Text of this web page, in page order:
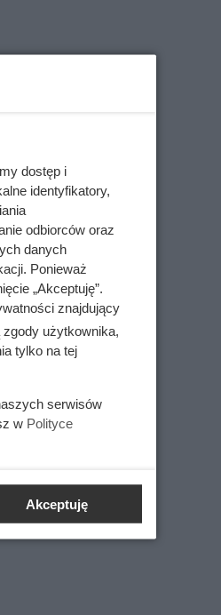
dostęp i
identyfikatory,
odbiorców oraz
danych
Ponieważ
„Akceptuję”.
znajdujący
użytkownika,
tylko na tej
serwisów
w Polityce
Akceptuję